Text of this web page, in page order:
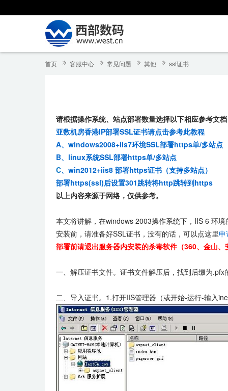
首页 客服中心 常见问题 其他 ssl证书
请根据操作系统、站点部署数量选择以下相应参考文
亚数机房香港IP部署SSL证书请点击参考此教程
A、windows2008+iis7环境SSL部署https单/多站点
B、linux系统SSL部署https单/多站点
C、win2012+iis8 部署https证书（支持多站点）
部署https(ssl)后设置301跳转将http跳转到https
以上内容来源于网络，仅供参考。
本文将讲解，在windows 2003操作系统下，IIS 6 环境
安装前，请准备好SSL证书，没有的话，可以点这里申
部署前请退出服务器内安装的杀毒软件（360、金山
一、解压证书文件。证书文件解压后，找到后缀为
二、导入证书。1.打开IIS管理器（或开始-运行-输入